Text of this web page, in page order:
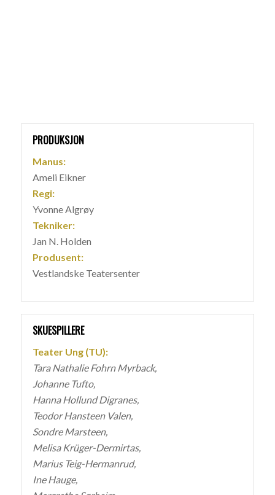
PRODUKSJON
Manus:
Ameli Eikner
Regi:
Yvonne Algrøy
Tekniker:
Jan N. Holden
Produsent:
Vestlandske Teatersenter
SKUESPILLERE
Teater Ung (TU):
Tara Nathalie Fohrn Myrback,
Johanne Tufto,
Hanna Hollund Digranes,
Teodor Hansteen Valen,
Sondre Marsteen,
Melisa Krüger-Dermirtas,
Marius Teig-Hermanrud,
Ine Hauge,